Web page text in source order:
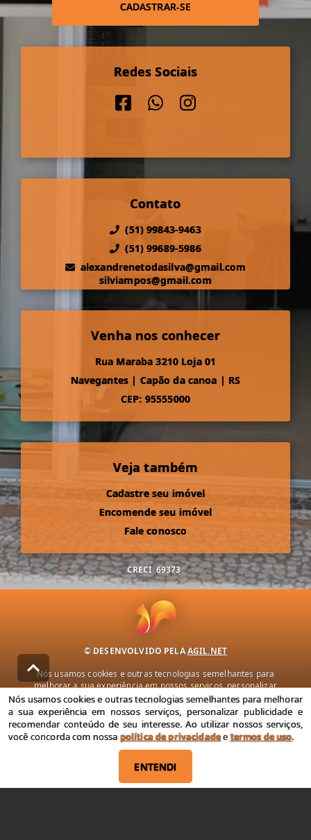
CADASTRAR-SE
Redes Sociais
Contato
(51) 99843-9463
(51) 99689-5986
alexandrenetodasilva@gmail.com
silviampos@gmail.com
Venha nos conhecer
Rua Maraba 3210 Loja 01
Navegantes | Capão da canoa | RS
CEP: 95555000
Veja também
Cadastre seu imóvel
Encomende seu imóvel
Fale conosco
CRECI 69373
© DESENVOLVIDO PELAAGIL.NET
Nós usamos cookies e outras tecnologias semelhantes para
melhorar a sua experiência em nossos serviços, personalizar
publicidade e recomendar conteúdo de seu interesse. Ao utilizar
nossos serviços, você concorda com nossa política de privacidade e
termos de uso.
Política de Privacidade Termos de uso
Nós usamos cookies e outras tecnologias semelhantes para melhorar
a sua experiência em nossos serviços, personalizar publicidade e
recomendar conteúdo de seu interesse. Ao utilizar nossos serviços,
você concorda com nossa política de privacidadeetermos de uso.
ENTENDI